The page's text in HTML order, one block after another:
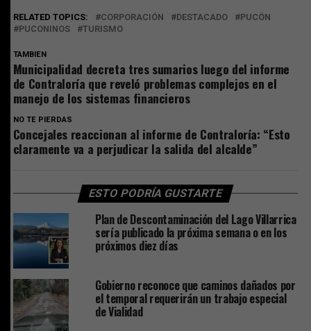
RELATED TOPICS: CORPORACIÓN DESTACADO
PUCÓN
PUCONINOS
TURISMO
TAMBIEN
Municipalidad decreta tres sumarios luego del informe
de Contraloría que reveló problemas complejos en el
manejo de los sistemas financieros
NO TE PIERDAS
Concejales reaccionan al informe de Contraloría: “Esto
claramente va a perjudicar la salida del alcalde”
ESTO PODRÍA GUSTARTE
Plan de Descontaminación del Lago Villarrica
sería publicado la próxima semana o en los
próximos diez días
Gobierno reconoce que caminos dañados por
el temporal requerirán un trabajo especial
de Vialidad